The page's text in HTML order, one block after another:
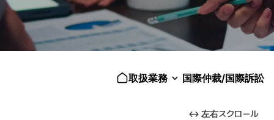
取扱業務 国際仲裁/国際訴訟
↔ 左右スクロール